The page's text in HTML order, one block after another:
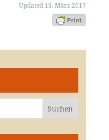
Updated 13. März 2017